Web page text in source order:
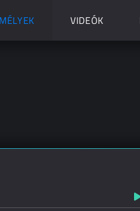
VIDEÓK